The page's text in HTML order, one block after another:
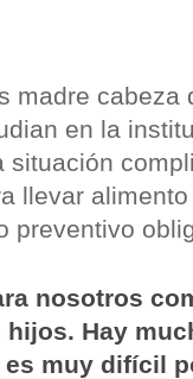
madre cabeza
en la
situación
llevar
preventivo
nosotros
Hay
muy difícil